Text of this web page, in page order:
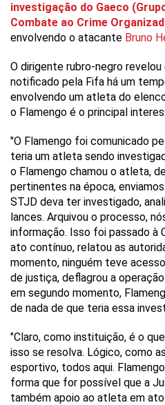
investigação do Gaeco
Combate ao Crime
envolvendo o atacante Bruno
O dirigente rubro-negro
notificado pela Fifa há um
envolvendo um atleta do
o Flamengo é o principal
"O Flamengo foi comunicado
teria um atleta sendo
o Flamengo chamou o atleta,
pertinentes na época,
STJD deva ter investigado,
lances. Arquivou o processo,
informação. Isso foi passado à
ato contínuo, relatou as
momento, ninguém teve
de justiça, deflagrou a
em segundo momento,
de nada de que teria essa
"Claro, como instituição, é o
isso se resolva. Lógico, como
esportivo, todos aqui.
forma que for possível que a
também apoio ao atleta em